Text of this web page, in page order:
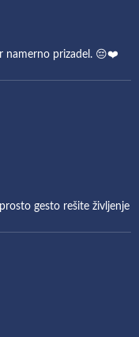
namerno prizadel. 😔❤️
gesto rešite življenje